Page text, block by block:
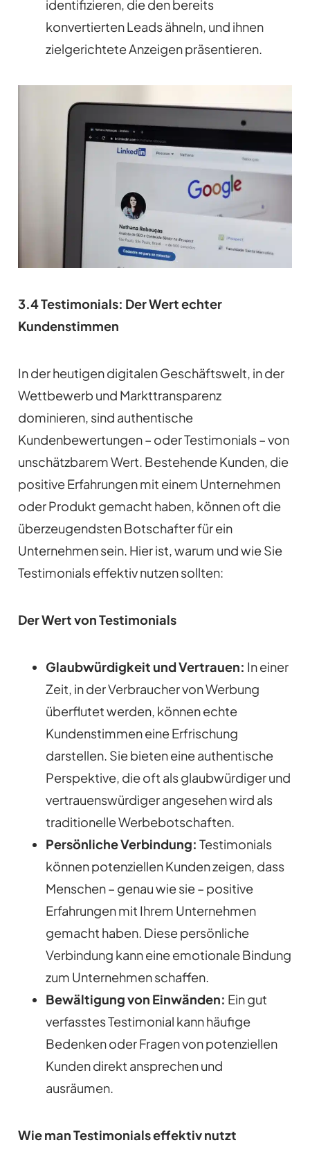
identifizieren, die den bereits
konvertierten Leads ähneln, und ihnen
zielgerichtete Anzeigen präsentieren.
3.4 Testimonials: Der Wert echter
Kundenstimmen
In der heutigen digitalen Geschäftswelt, in der
Wettbewerb und Markttransparenz
dominieren, sind authentische
Kundenbewertungen – oder Testimonials – von
unschätzbarem Wert. Bestehende Kunden, die
positive Erfahrungen mit einem Unternehmen
oder Produkt gemacht haben, können oft die
überzeugendsten Botschafter für ein
Unternehmen sein. Hier ist, warum und wie Sie
Testimonials effektiv nutzen sollten:
Der Wert von Testimonials
Glaubwürdigkeit und Vertrauen: In einer
Zeit, in der Verbraucher von Werbung
überflutet werden, können echte
Kundenstimmen eine Erfrischung
darstellen. Sie bieten eine authentische
Perspektive, die oft als glaubwürdiger und
vertrauenswürdiger angesehen wird als
traditionelle Werbebotschaften.
Persönliche Verbindung: Testimonials
können potenziellen Kunden zeigen, dass
Menschen – genau wie sie – positive
Erfahrungen mit Ihrem Unternehmen
gemacht haben. Diese persönliche
Verbindung kann eine emotionale Bindung
zum Unternehmen schaffen.
Bewältigung von Einwänden: Ein gut
verfasstes Testimonial kann häufige
Bedenken oder Fragen von potenziellen
Kunden direkt ansprechen und
ausräumen.
Wie man Testimonials effektiv nutzt